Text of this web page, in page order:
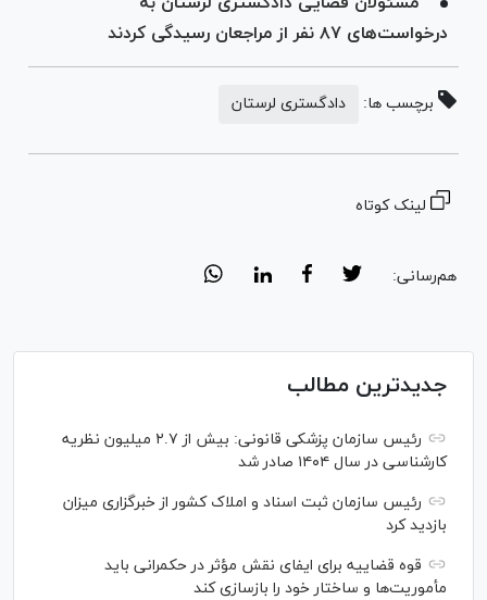
درخواست‌های ۸۷ نفر از مراجعان رسیدگی کردند
برچسب ها: دادگستری لرستان
لینک کوتاه
هم‌رسانی:
جدیدترین مطالب
رئیس سازمان پزشکی قانونی: بیش از ۲.۷ میلیون نظریه
کارشناسی در سال ۱۴۰۴ صادر شد
رئیس سازمان ثبت اسناد و املاک کشور از خبرگزاری میزان
بازدید کرد
قوه قضاییه برای ایفای نقش مؤثر در حکمرانی باید
مأموریت‌ها و ساختار خود را بازسازی کند